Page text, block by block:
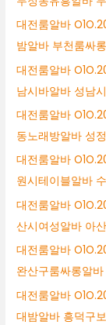
대전룸알바
밤알바 부천룸싸
대전룸알바
남시바알바 성남
대전룸알바
동노래방알바 성
대전룸알바
원시테이블알바
대전룸알바
산시여성알바 아
대전룸알바
완산구룸싸롱알
대전룸알바
대밤알바 흥덕구